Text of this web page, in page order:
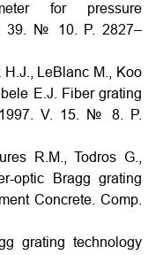
for pressure
39. № 10. P. 2827–
LeBlanc M., Koo
E.J. Fiber grating
1997. V. 15. № 8. P.
R.M., Todros G.,
optic Bragg grating
Concrete. Comp.
grating technology